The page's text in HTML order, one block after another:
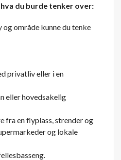
du burde tenker over:
område kunne du tenke
privatliv eller i en
eller hovedsakelig
fra en flyplass, strender og
og lokale